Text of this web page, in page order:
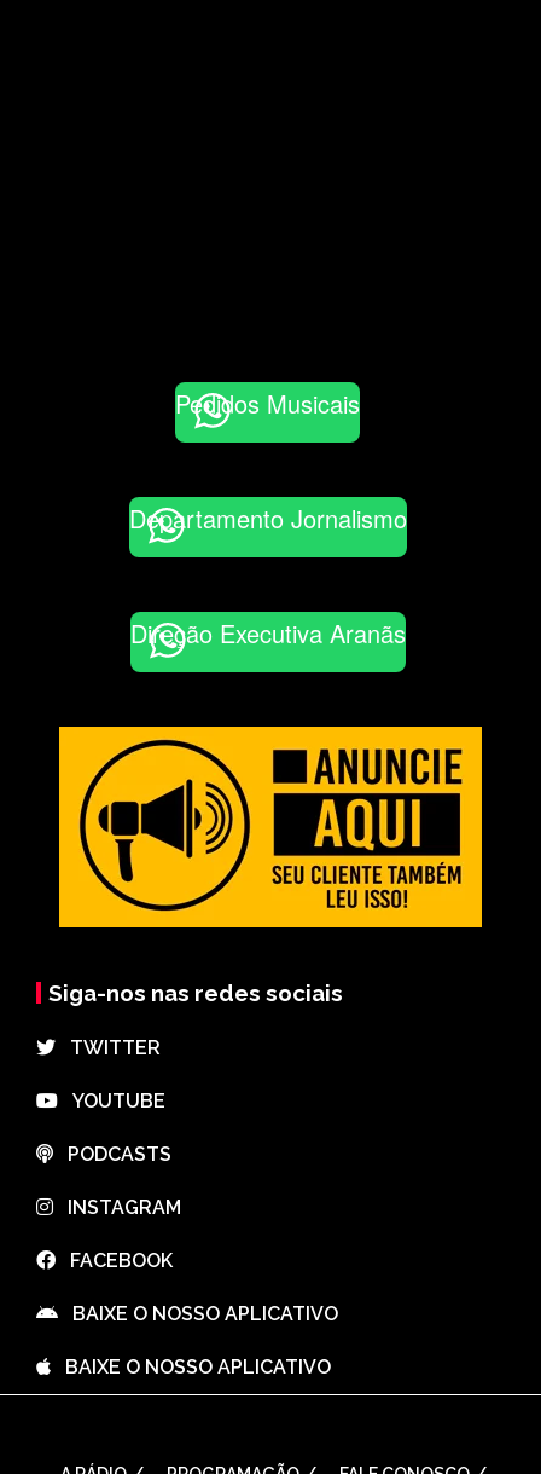
Pedidos Musicais
Departamento Jornalismo
Direção Executiva Aranãs
Siga-nos nas redes sociais
⠀TWITTER
⠀YOUTUBE
⠀PODCASTS
⠀INSTAGRAM
⠀FACEBOOK
⠀BAIXE O NOSSO APLICATIVO
⠀BAIXE O NOSSO APLICATIVO